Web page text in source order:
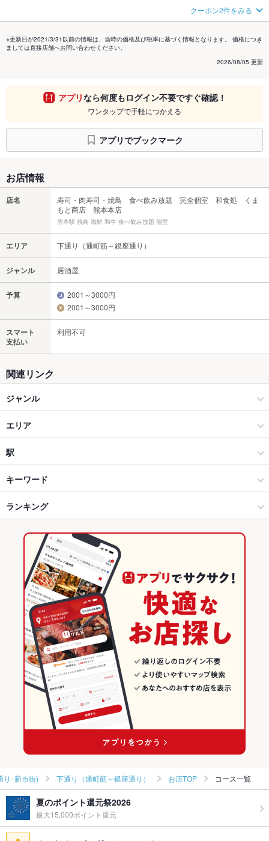
クーポン2件をみる
※更新日が2021/3/31以前の情報は、当時の価格及び税率に基づく情報となります。 価格につき
ましては直接店舗へお問い合わせください。
2026/08/05 更新
アプリなら何度もログイン不要ですぐ確認！
ワンタップで手軽につかえる
アプリでブックマーク
お店情報
店名
寿司・肉寿司・焼鳥 食べ飲み放題 完全個室 和食処 くま
もと商店 熊本本店
熊本駅 焼鳥 海鮮 和牛 食べ飲み放題 個室
エリア 下通り（通町筋～銀座通り）
ジャンル 居酒屋
予算
2001～3000円
2001～3000円
スマート
支払い
利用不可
関連リンク
ジャンル
居酒屋
和風
熊本市(上通り･下通り･新市街) × 居酒屋
熊本市(上通り･下通り･新市街) × 和風
花畑町駅 × 居酒屋
花畑町駅 × 和風
焼き鳥・鶏料理
熊本市(上通り･下通り･新市街) × 和食
熊本市(上通り･下通り･新市街) × 焼き鳥・鶏料理
花畑町駅 × 和食
花畑町駅 × 焼き鳥・鶏料理
エリア
下通り（通町筋～銀座通り）
下通り（通町筋～銀座通り） × 居酒屋
下通り（通町筋～銀座通り） × 和風
下通り（通町筋～銀座通り） × 和食
下通り（通町筋～銀座通り） × 焼き鳥・鶏料理
熊本 × 居酒屋
熊本 × 和風
熊本 × 和食
熊本 × 焼き鳥・鶏料理
駅
辛島町駅
通町筋駅
花畑町駅
キーワード
卵焼き からあげ
炭火焼 デザート
ランキング
熊本のグルメランキング
熊本の居酒屋ランキング
熊本市(上通り･下通り･新市街)のグルメランキング
熊本市(上通り･下通り･新市街)の居酒屋ランキング
下通り（通町筋～銀座通り）のグルメランキング
下通り（通町筋～銀座通り）の居酒屋ランキング
り･新市街) 下通り（通町筋～銀座通り） お店TOP コース一覧
夏のポイント還元祭2026
最大15,000ポイント還元